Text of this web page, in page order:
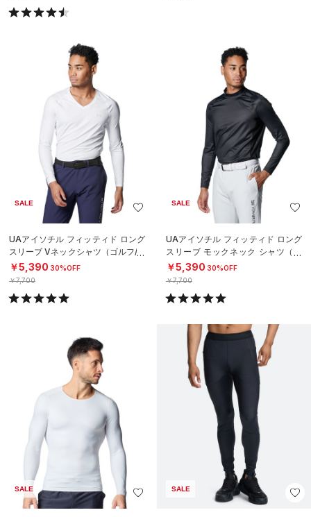
SALE
UAアイソチル フィッティド ロング
スリーブ Vネックシャツ（ゴルフ/M
EN）
￥5,390 30%OFF
￥7,700
SALE
UAアイソチル フィッティド ロング
スリーブ モックネック シャツ（ゴ
ルフ/MEN）
￥5,390 30%OFF
￥7,700
SALE SALE